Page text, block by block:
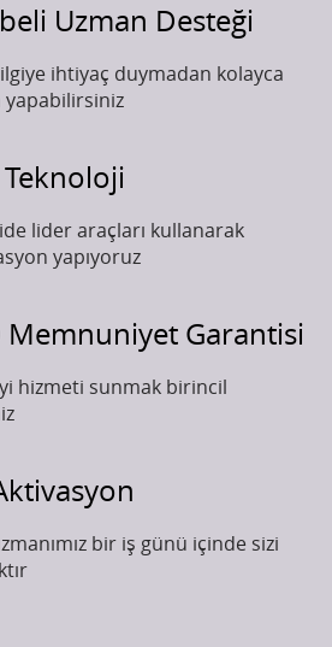
Uzman Desteği
ihtiyaç duymadan kolayca
Teknoloji
lider araçları kullanarak
yapıyoruz
Memnuniyet Garantisi
hizmeti sunmak birincil
bir iş günü içinde sizi